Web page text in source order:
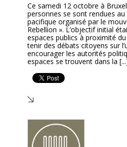
Ce samedi 12 octobre à
personnes se sont rendues
pacifique organisé par le
Rebellion ». L’objectif initial
espaces publics à proximité
tenir des débats citoyens sur
encourager les autorités
espaces se trouvent dans la